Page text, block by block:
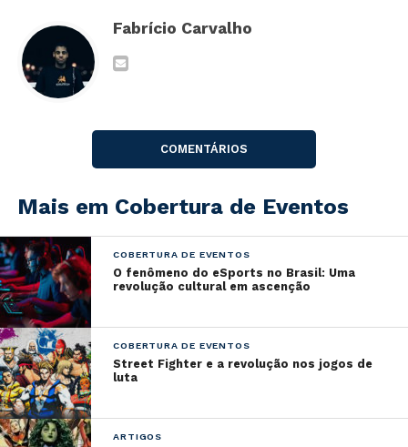
Assista neste domingo, dia 12 de julho, às 16h
(pelo horário de Brasília) a transmissão ao vivo da
Ubisoft Foward
Fabrício Carvalho
COMENTÁRIOS
Mais em Cobertura de Eventos
COBERTURA DE EVENTOS
O fenômeno do eSports no Brasil: Uma
revolução cultural em ascenção
COBERTURA DE EVENTOS
Street Fighter e a revolução nos jogos de
luta
ARTIGOS